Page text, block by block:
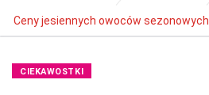
Ceny jesiennych owoców sezonowych
CIEKAWOSTKI